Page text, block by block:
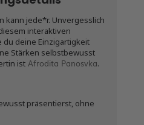
kann jede*r. Unvergesslich
interaktiven
deine Einzigartigkeit
Stärken selbstbewusst
istAfrodita Panosvka.
präsentierst, ohne